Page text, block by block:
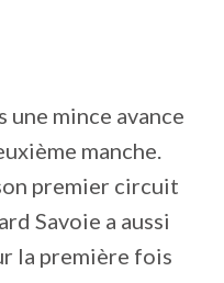
une mince avance
manche.
premier circuit
Savoie a aussi
la première fois